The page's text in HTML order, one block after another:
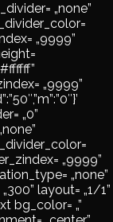
„none”
„9999”
„9999”
„0”
„9999”
„none”
layout= „1/1”
bg_color= „”